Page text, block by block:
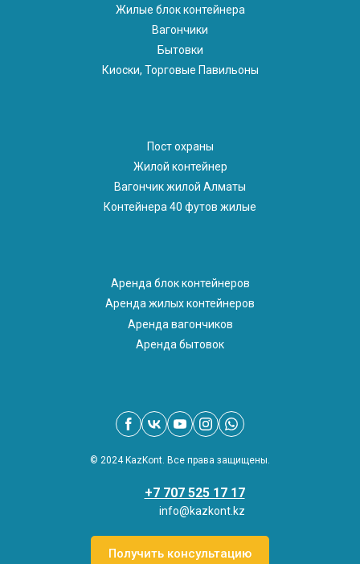
Жилые блок контейнера
Вагончики
Бытовки
Киоски, Торговые Павильоны
Пост охраны
Жилой контейнер
Вагончик жилой Алматы
Контейнера 40 футов жилые
Аренда блок контейнеров
Аренда жилых контейнеров
Аренда вагончиков
Аренда бытовок
© 2024 KazKont. Все права защищены.
+7 707 525 17 17
info@kazkont.kz
Получить консультацию